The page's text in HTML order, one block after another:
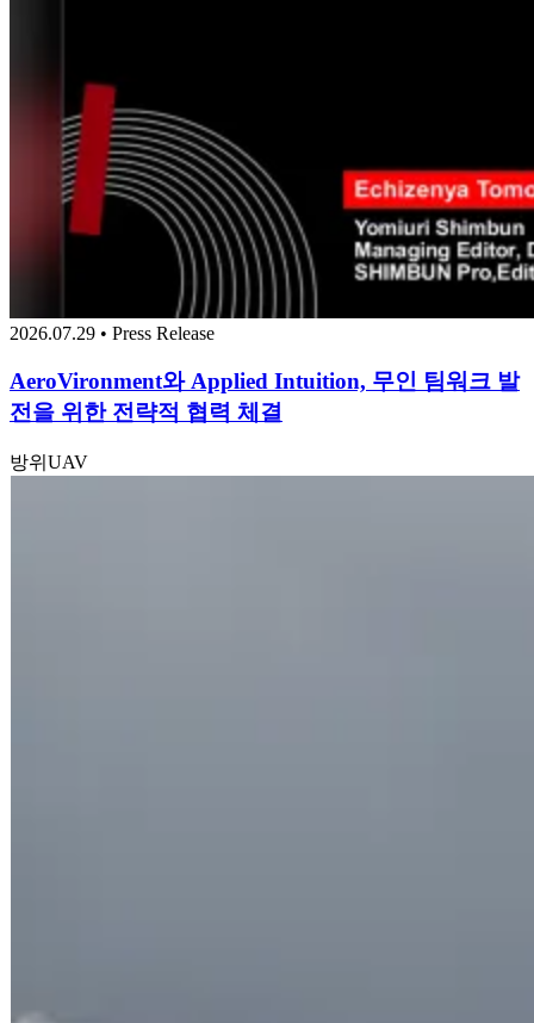
2026.07.29 • Press Release
AeroVironment와 Applied Intuition, 무인 팀워크 발
전을 위한 전략적 협력 체결
방위 UAV